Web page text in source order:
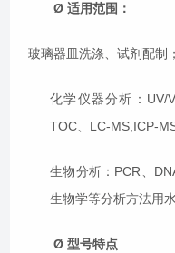
Ø适用范围：
玻璃器皿洗涤、试剂配制；
化学仪器分析：UV/
TOC、LC-MS,ICP-
生物分析：PCR、
生物学等分析方法用水
Ø型号特点